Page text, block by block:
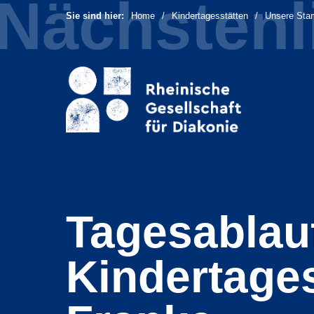
Sie sind hier: Home Kindertagesstätten Unsere
Rheinische Gesellschaft
Hilfen im Alter